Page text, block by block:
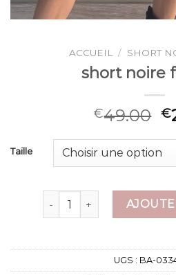
ACCUEIL / SHORT
short noire
€49.00 €
Taille
quantité de short noire
UGS : BA-